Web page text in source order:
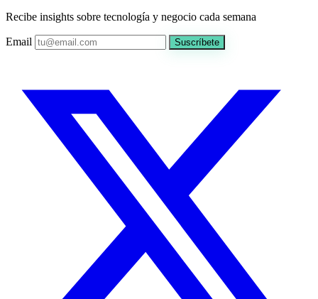
Recibe insights sobre tecnología y negocio cada semana
Email Suscríbete